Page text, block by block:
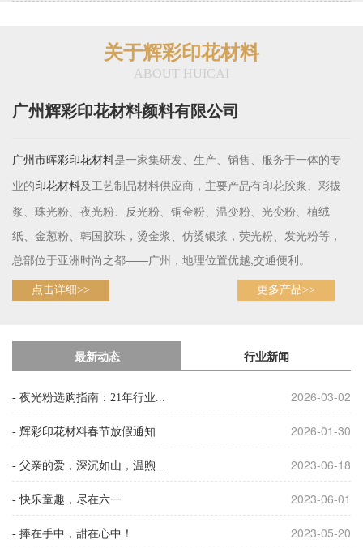
关于辉彩印花材料
ABOUT HUICAI
广州辉彩印花材料颜料有限公司
广州市晖彩印花材料是一家集研发、生产、销售、服务于一体的专
业的 印花材料及工艺制品材料供应商，主要产品有印花胶浆、彩拔
浆、珠光粉、夜光粉、反光粉、铜金粉、温变粉、光变粉、植绒
纸、金葱粉、韩国胶珠，烫金浆、仿烫银浆，荧光粉、发光粉等，
总部位于亚洲时尚之都——广州，地理位置优越,交通便利。
点击详细>> 更多产品>>
最新动态 行业新闻
2026-03-02
- 夜光粉选购指南：21年行业...
2026-01-30
- 辉彩印花材料春节放假通知
2023-06-18
- 父亲的爱，深沉如山，温煦...
2023-06-01
- 快乐童趣，尽在六一
2023-05-20
- 捧在手中，甜在心中！